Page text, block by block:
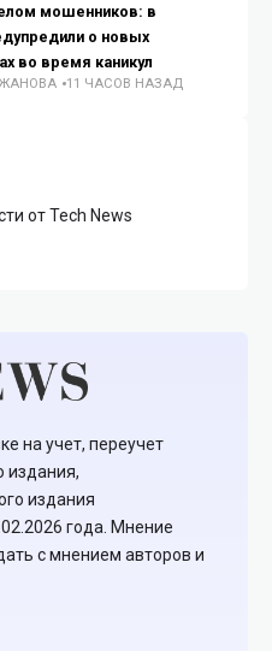
мошенников: в
о новых
во время каникул
11 ЧАСОВ НАЗАД
от Tech News
на учет, переучет
издания,
издания
года. Мнение
с мнением авторов и